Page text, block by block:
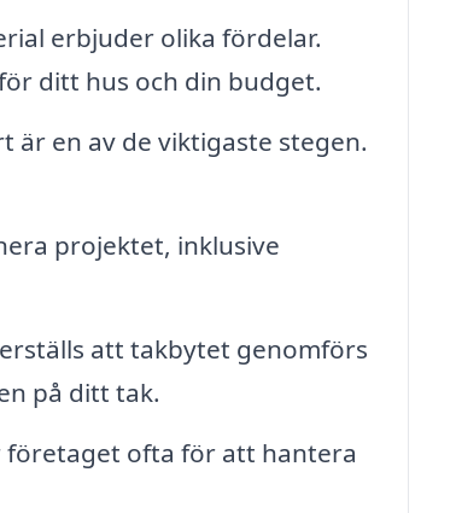
erbjuder olika fördelar.
ditt hus och din budget.
är en av de viktigaste stegen.
projektet, inklusive
att takbytet genomförs
på ditt tak.
företaget ofta för att hantera